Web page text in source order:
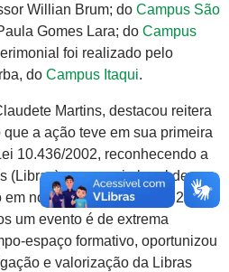
Willian Brum; do Campus São
Gomes Lara; do Campus
foi realizado pelo
do Campus Itaqui.
Martins, destacou reitera
a ação teve em sua primeira
10.436/2002, reconhecendo a
(Libras) como meio legal de
nosso país, completou 22
um evento é de extrema
espaço formativo, oportunizou
e valorização da Libras